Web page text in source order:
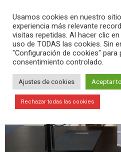
Usamos cookies en nuestro
experiencia más relevante
visitas repetidas. Al hacer clic
uso de TODAS las cookies. Sin
"Configuración de cookies" para
consentimiento controlado.
Ajustes de cookies Aceptar
Rechazar todas las cookies